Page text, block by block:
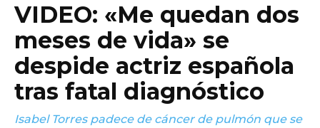
VIDEO: «Me quedan dos
meses de vida» se
despide actriz española
tras fatal diagnóstico
Isabel Torres padece de cáncer de pulmón que se